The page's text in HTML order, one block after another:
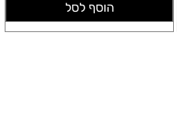
הוסף לסל